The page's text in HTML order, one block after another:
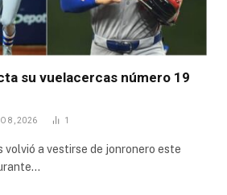
su vuelacercas número 19
8, 2026 1
volvió a vestirse de jonronero este